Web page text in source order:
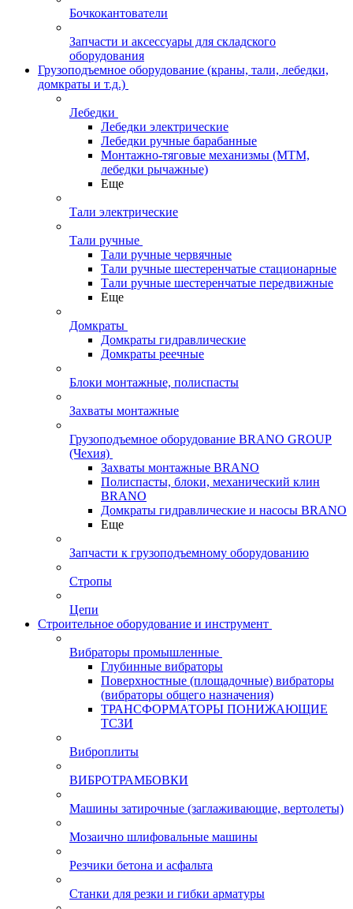
Бочкокантователи
Запчасти и аксессуары для складского
оборудования
Грузоподъемное оборудование (краны, тали, лебедки,
домкраты и т.д.)
Лебедки
Лебедки электрические
Лебедки ручные барабанные
Монтажно-тяговые механизмы (МТМ,
лебедки рычажные)
Еще
Тали электрические
Тали ручные
Тали ручные червячные
Тали ручные шестеренчатые стационарные
Тали ручные шестеренчатые передвижные
Еще
Домкраты
Домкраты гидравлические
Домкраты реечные
Блоки монтажные, полиспасты
Захваты монтажные
Грузоподъемное оборудование BRANO GROUP
(Чехия)
Захваты монтажные BRANO
Полиспасты, блоки, механический клин
BRANO
Домкраты гидравлические и насосы BRANO
Еще
Запчасти к грузоподъемному оборудованию
Стропы
Цепи
Строительное оборудование и инструмент
Вибраторы промышленные
Глубинные вибраторы
Поверхностные (площадочные) вибраторы
(вибраторы общего назначения)
ТРАНСФОРМАТОРЫ ПОНИЖАЮЩИЕ
ТСЗИ
Виброплиты
ВИБРОТРАМБОВКИ
Машины затирочные (заглаживающие, вертолеты)
Мозаично шлифовальные машины
Резчики бетона и асфальта
Станки для резки и гибки арматуры